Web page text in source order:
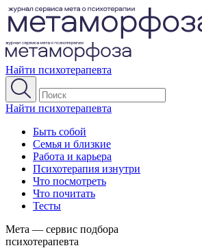
Найти психотерапевта
Найти психотерапевта
Быть собой
Семья и близкие
Работа и карьера
Психотерапия изнутри
Что посмотреть
Что почитать
Тесты
Мета — сервис подбора
психотерапевта